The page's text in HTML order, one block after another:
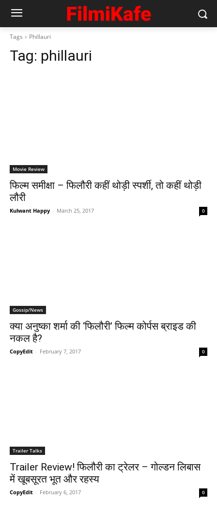
Tags Phillauri
Tag: phillauri
Movie Review
फिल्‍म समीक्षा – फिलौरी कहीं थोड़ी स्‍पर्शी, तो कहीं थोड़ी
लौरी
Kulwant Happy - March 25, 2017 0
Gossip/News
क्‍या अनुष्‍का शर्मा की ‘फिलौरी’ फिल्‍म कोर्पस ब्राइड की
नकल है?
CopyEdit - February 7, 2017 0
Trailer Talks
Trailer Review! फिलौरी का ट्रेलर – गोल्‍डन लिबास
में खूबसूरत भूत और रहस्‍य
CopyEdit - February 6, 2017 0